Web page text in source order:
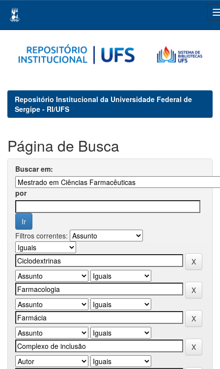
navigation
Repositório Institucional da Universidade Federal de
Sergipe - RI/UFS
Página de Busca
Buscar em:
por
Filtros correntes: